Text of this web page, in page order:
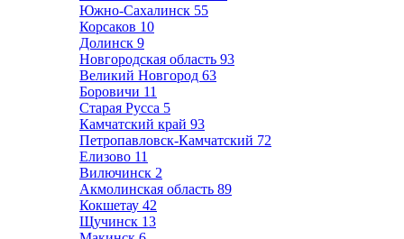
Южно-Сахалинск 55
Корсаков 10
Долинск 9
Новгородская область 93
Великий Новгород 63
Боровичи 11
Старая Русса 5
Камчатский край 93
Петропавловск-Камчатский 72
Елизово 11
Вилючинск 2
Акмолинская область 89
Кокшетау 42
Щучинск 13